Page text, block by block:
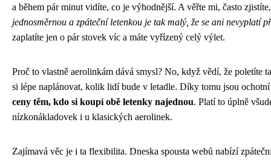
a během pár minut vidíte, co je výhodnější. A věřte mi, často
jednosměrnou a zpáteční letenkou je tak malý, že se ani nevyplatí
zaplatíte jen o pár stovek víc a máte vyřízený celý výlet.
Proč to vlastně aerolinkám dává smysl? No, když vědí, že poletíte
si lépe naplánovat, kolik lidí bude v letadle. Díky tomu jsou
ceny těm, kdo si koupí obě letenky najednou. Platí to úplně
nízkonákladovek i u klasických aerolinek.
Zajímavá věc je i ta flexibilita. Dneska spousta webů nabízí